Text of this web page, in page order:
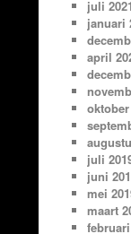
juli
januari
april
oktober
juli
juni
mei
maart